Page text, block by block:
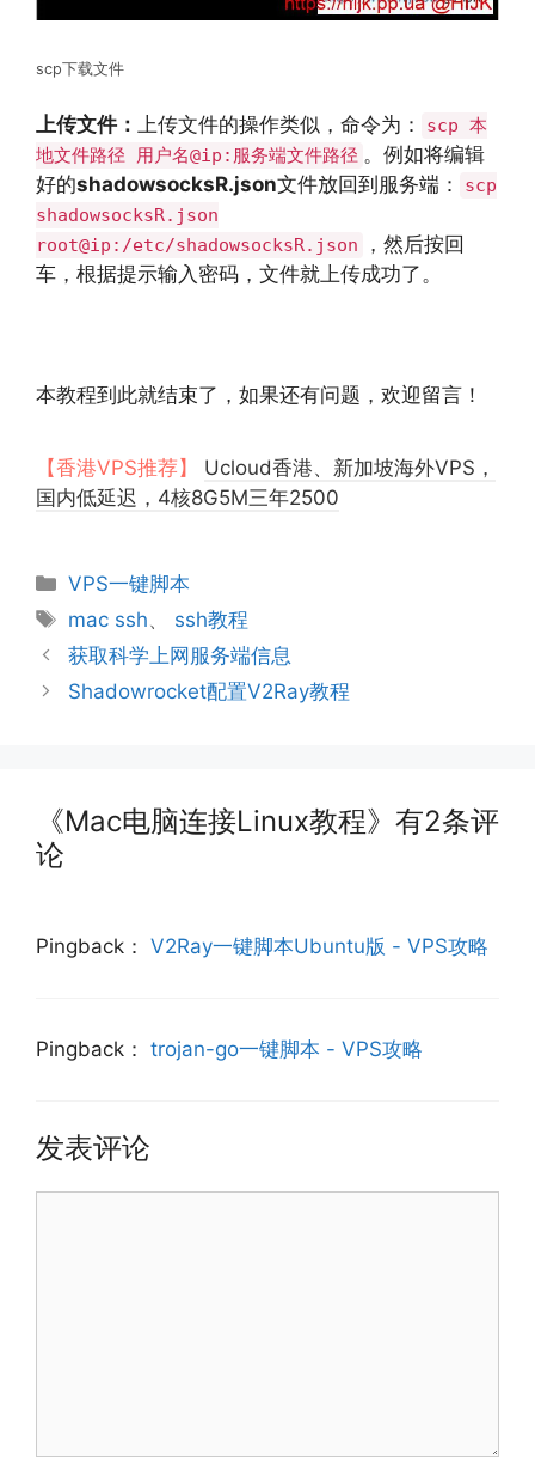
scp下载文件
上传文件： 上传文件的操作类似，命令为：
scp 本
地文件路径 用户名@ip:服务端文件路径 。例如将编辑
好的shadowsocksR.json文件放回到服务端：
scp
shadowsocksR.json
root@ip:/etc/shadowsocksR.json
，然后按回
车，根据提示输入密码，文件就上传成功了。
本教程到此就结束了，如果还有问题，欢迎留言！
【香港VPS推荐】
Ucloud香港、新加坡海外VPS，
国内低延迟，4核8G5M三年2500
分
VPS一键脚本
标
签
mac ssh、 ssh教程
获取科学上网服务端信息
Shadowrocket配置V2Ray教程
《Mac电脑连接Linux教程》有2条评
论
Pingback： V2Ray一键脚本Ubuntu版 - VPS攻略
Pingback： trojan-go一键脚本 - VPS攻略
发表评论